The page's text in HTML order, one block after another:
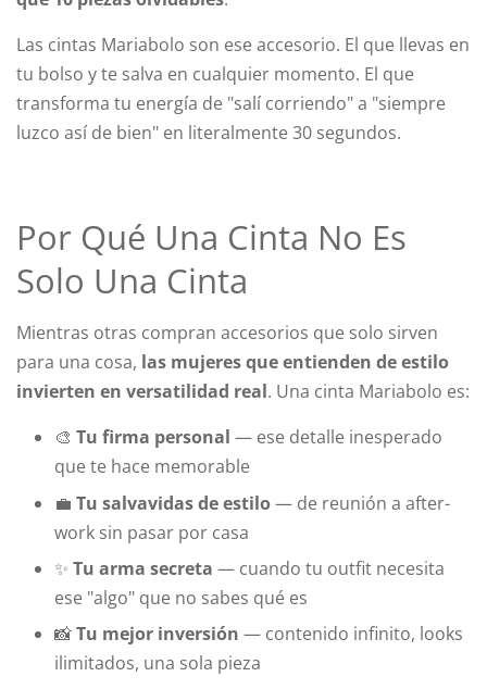
Las cintas Mariabolo son ese accesorio. El que llevas en
tu bolso y te salva en cualquier momento. El que
transforma tu energía de "salí corriendo" a "siempre
luzco así de bien" en literalmente 30 segundos.
Por Qué Una Cinta No Es
Solo Una Cinta
Mientras otras compran accesorios que solo sirven
para una cosa, las mujeres que entienden de estilo
invierten en versatilidad real. Una cinta Mariabolo es:
🎨 Tu firma personal — ese detalle inesperado
que te hace memorable
💼 Tu salvavidas de estilo— de reunión a after-
work sin pasar por casa
✨ Tu arma secreta — cuando tu outfit necesita
ese "algo" que no sabes qué es
📸Tu mejor inversión — contenido infinito, looks
ilimitados, una sola pieza